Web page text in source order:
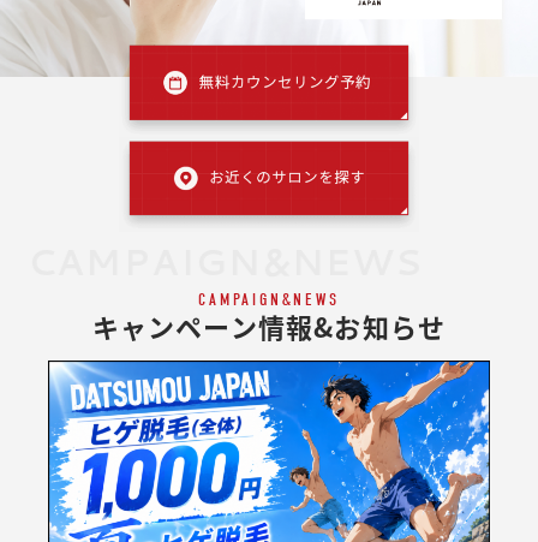
CAMPAIGN&NEWS
キャンペーン情報&お知らせ